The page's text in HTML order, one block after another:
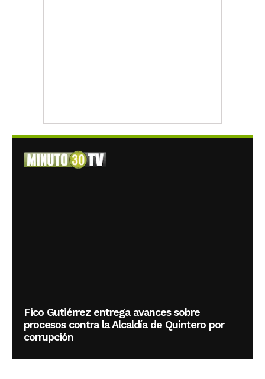
Fico Gutiérrez entrega avances sobre
procesos contra la Alcaldía de Quintero por
corrupción